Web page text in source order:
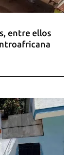
entre ellos